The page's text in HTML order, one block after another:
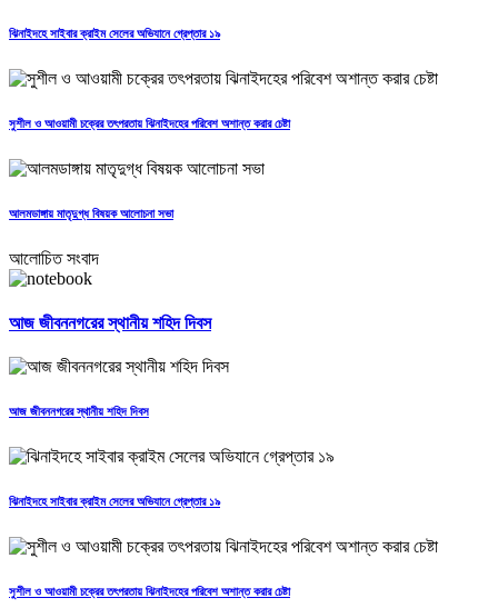
ঝিনাইদহে সাইবার ক্রাইম সেলের অভিযানে গ্রেপ্তার ১৯
সুশীল ও আওয়ামী চক্রের তৎপরতায় ঝিনাইদহের পরিবেশ অশান্ত করার চেষ্টা
আলমডাঙ্গায় মাতৃদুগ্ধ বিষয়ক আলোচনা সভা
আলোচিত সংবাদ
আজ জীবননগরের স্থানীয় শহিদ দিবস
আজ জীবননগরের স্থানীয় শহিদ দিবস
ঝিনাইদহে সাইবার ক্রাইম সেলের অভিযানে গ্রেপ্তার ১৯
সুশীল ও আওয়ামী চক্রের তৎপরতায় ঝিনাইদহের পরিবেশ অশান্ত করার চেষ্টা